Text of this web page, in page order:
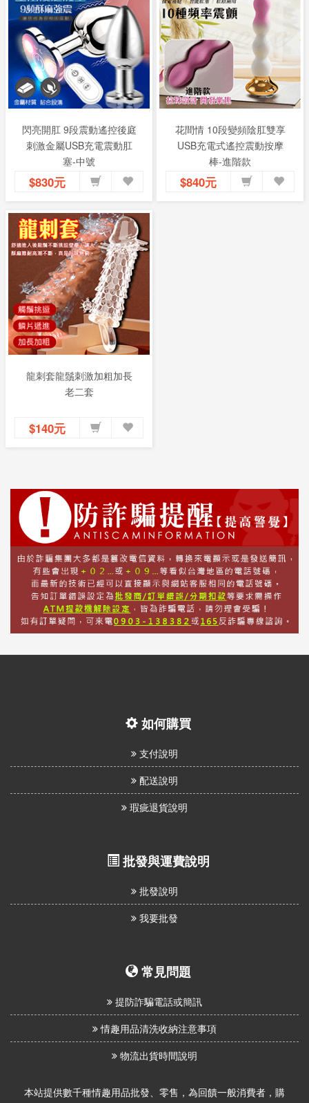
閃亮開肛 9段震動遙控後庭
刺激金屬USB充電震動肛
塞-中號
$830元
花間情 10段變頻陰肛雙享
USB充電式遙控震動按摩
棒-進階款
$840元
龍刺套龍鬚刺激加粗加長
老二套
$140元
如何購買
支付說明
配送說明
瑕疵退貨說明
批發與運費說明
批發說明
我要批發
常見問題
提防詐騙電話或簡訊
情趣用品清洗收納注意事項
物流出貨時間說明
本站提供數千種情趣用品批發、零售，為回饋一般消費者，購